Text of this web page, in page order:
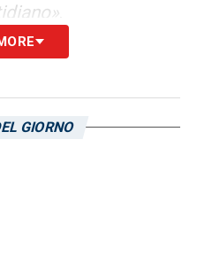
.
di match point
abbiamo in tutti i
GIORNO